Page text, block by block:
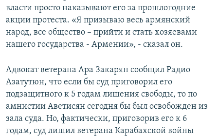
власти просто наказывают его за прошлогодние
акции протеста. «Я призываю весь армянский
народ, все общество – прийти и стать хозяевами
нашего государства - Армении», - сказал он.
Адвокат ветерана Ара Закарян сообщил Радио
Азатутюн, что если бы суд приговорил его
подзащитного к 5 годам лишения свободы, то по
амнистии Аветисян сегодня бы был освобожден из
зала суда. Но, фактически, приговорив его к 6
годам, суд лишил ветерана Карабахской войны